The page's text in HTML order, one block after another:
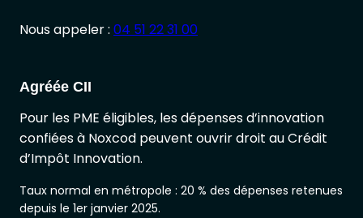
Nous appeler : 04 51 22 31 00
Agréée CII
Pour les PME éligibles, les dépenses d’innovation
confiées à Noxcod peuvent ouvrir droit au Crédit
d’Impôt Innovation.
Taux normal en métropole : 20 % des dépenses retenues
depuis le 1er janvier 2025.